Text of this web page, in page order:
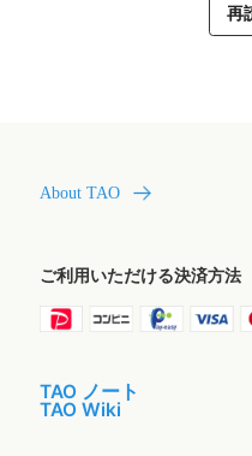
再
About TAO
ご利用いただける決済方法
TAO ノート
TAO Wiki